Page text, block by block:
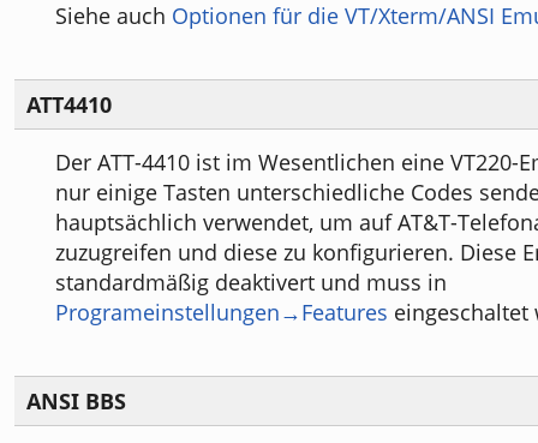
Siehe auch Optionen für die VT/Xterm/ANSI
ATT4410
Der ATT-4410 ist im Wesentlichen eine VT220-
nur einige Tasten unterschiedliche Codes
hauptsächlich verwendet, um auf AT&T-
zuzugreifen und diese zu konfigurieren. Diese
standardmäßig deaktivert und muss in
Programeinstellungen→Features eingeschaltet
ANSI BBS